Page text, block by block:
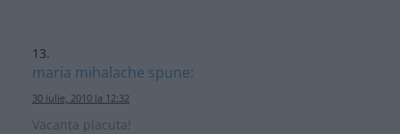
maria mihalache spune:
30 iulie, 2010 la 12:32
Vacanta placuta!